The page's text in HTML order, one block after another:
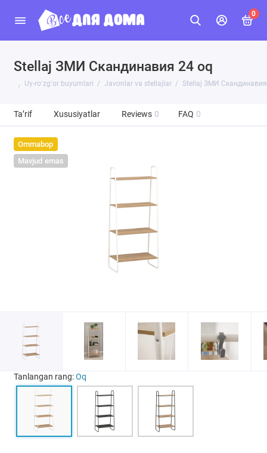
0
Stellaj ЗМИ Скандинавия 24 oq
Uy-roʻzgʻor buyumlari Javonlar va stellajlar Stellaj ЗМИ
Ta’rif Xususiyatlar Reviews 0 FAQ 0
Ommabop
Mavjud emas
Tanlangan rang:Oq